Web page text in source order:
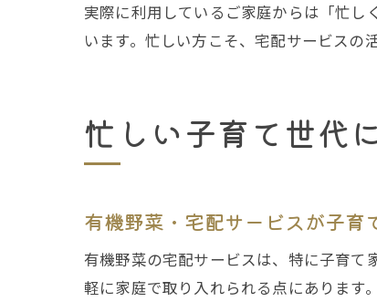
実際に利用しているご家庭からは「忙し
います。忙しい方こそ、宅配サービスの
忙しい子育て世代
有機野菜・宅配サービスが子育
有機野菜の宅配サービスは、特に子育て
軽に家庭で取り入れられる点にあります